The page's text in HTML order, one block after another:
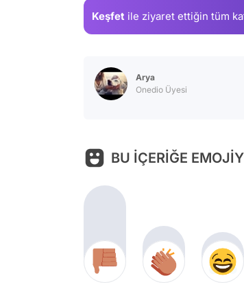
Keşfet ile ziyaret ettiğin tüm
Arya
Onedio Üyesi
BU İÇERİĞE